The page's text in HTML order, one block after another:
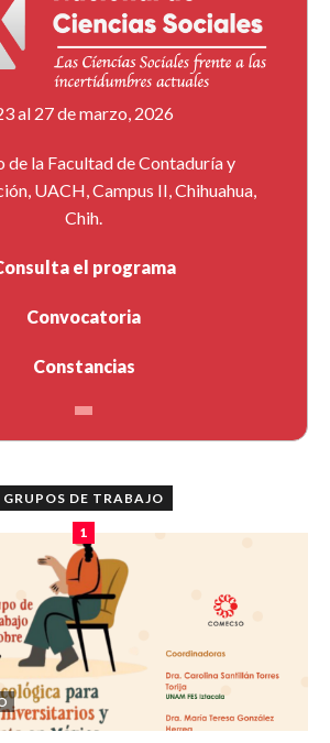
al 27 de marzo, 2026
de la Facultad de Contaduría y
UACH, Campus II, Chihuahua,
Chih.
el programa
Convocatoria
Constancias
GRUPOS DE TRABAJO
1